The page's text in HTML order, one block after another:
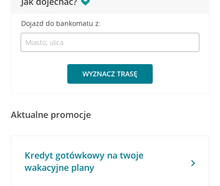
Dojazd do bankomatu z:
WYZNACZ TRASĘ
Aktualne promocje
Kredyt gotówkowy na twoje
wakacyjne plany